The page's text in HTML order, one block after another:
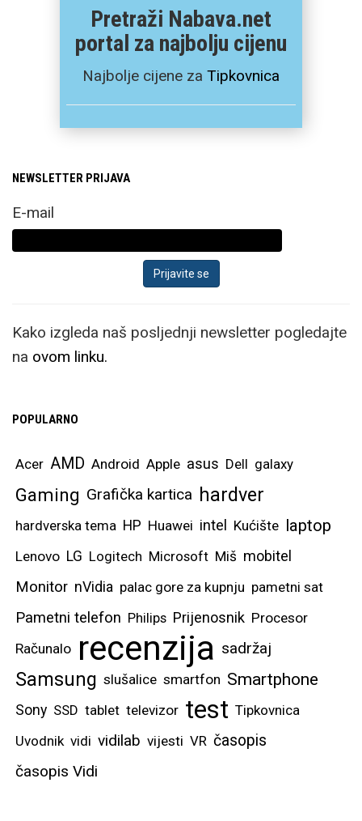
Pretraži Nabava.net
portal za najbolju cijenu
Najbolje cijene za Tipkovnica
NEWSLETTER PRIJAVA
E-mail
Kako izgleda naš posljednji newsletter pogledajte
na ovom linku.
POPULARNO
Acer AMD Android Apple asus Dell galaxy
Gaming Grafička kartica hardver
hardverska tema HP Huawei intel Kućište laptop
Lenovo LG Logitech Microsoft Miš mobitel
Monitor nVidia palac gore za kupnju pametni sat
Pametni telefon Philips Prijenosnik Procesor
Računalo recenzija sadržaj
Samsung slušalice smartfon Smartphone
Sony SSD tablet televizor test Tipkovnica
Uvodnik vidi vidilab vijesti VR časopis
časopis Vidi